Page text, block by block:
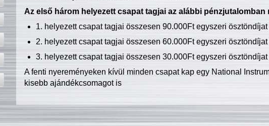
Az első három helyezett csapat tagjai az alábbi pénzjutalomban
1. helyezett csapat tagjai összesen 90.000Ft egyszeri
2. helyezett csapat tagjai összesen 60.000Ft egyszeri
3. helyezett csapat tagjai összesen 30.000Ft egyszeri
A fenti nyereményeken kívül minden csapat kap egy National
kisebb ajándékcsomagot is